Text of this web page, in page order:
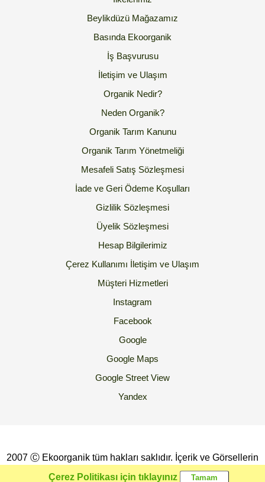
Beylikdüzü Mağazamız
Basında Ekoorganik
İş Başvurusu
İletişim ve Ulaşım
Organik Nedir?
Neden Organik?
Organik Tarım Kanunu
Organik Tarım Yönetmeliği
Mesafeli Satış Sözleşmesi
İade ve Geri Ödeme Koşulları
Gizlilik Sözleşmesi
Üyelik Sözleşmesi
Hesap Bilgilerimiz
Çerez Kullanımı İletişim ve Ulaşım
Müşteri Hizmetleri
Instagram
Facebook
Google
Google Maps
Google Street View
Yandex
Çerez Politikası için tıklayınız
2007 Ⓒ Ekoorganik tüm hakları saklıdır. İçerik ve Görsellerin
İzinsiz Kopyalanması yada Kullanılması Yasaktır.